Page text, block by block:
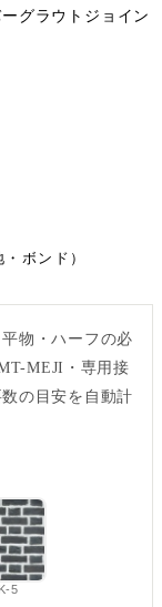
グラウトジョイン
ボンド）
物・ハーフの必
MEJI・専用接
の目安を自動計
5